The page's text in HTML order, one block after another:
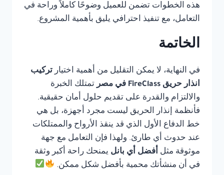
هذه الخطوات تضمن للعميل وضوحًا كاملاً وراحة في
التعامل، مع تنفيذ احترافي يليق بأهمية المشروع.
الخاتمة
في النهاية، لا يمكن التقليل من أهمية اختيار تركيب
انذار حريق FireClass في مصر
تمتلك الخبرة
والالتزام والقدرة على تقديم حلول أمان حقيقية.
فأنظمة إنذار الحريق ليست مجرد أجهزة، بل هي
خط الدفاع الأول الذي قد ينقذ الأرواح والممتلكات
عند حدوث أي طارئ. ولهذا فإن التعامل مع جهة
موثوقة مثل أفضل أي بانل يمنحك راحة أكبر وثقة
في أن منشأتك محمية بأفضل شكل ممكن.